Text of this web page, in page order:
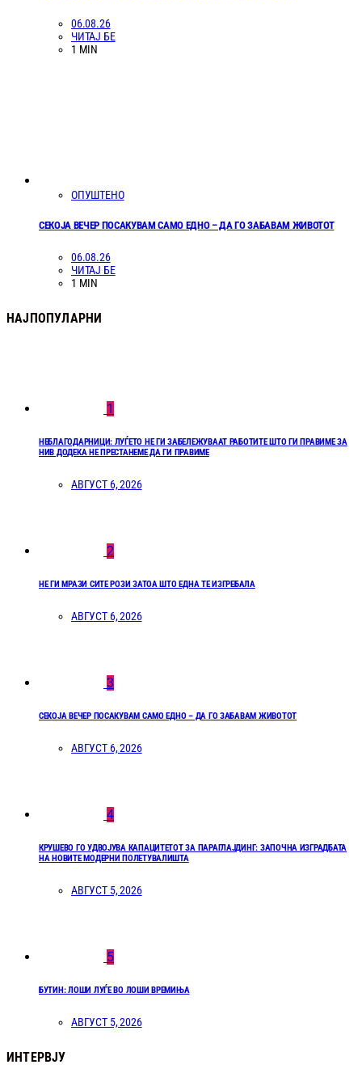
06.08.26
ЧИТАЈ БЕ
1 MIN
ОПУШТЕНО
СЕКОЈА ВЕЧЕР ПОСАКУВАМ САМО ЕДНО – ДА ГО ЗАБАВАМ ЖИВОТОТ
06.08.26
ЧИТАЈ БЕ
1 MIN
НАЈПОПУЛАРНИ
1
НЕБЛАГОДАРНИЦИ: ЛУЃЕТО НЕ ГИ ЗАБЕЛЕЖУВААТ РАБОТИТЕ ШТО ГИ ПРАВИМЕ ЗА
НИВ ДОДЕКА НЕ ПРЕСТАНЕМЕ ДА ГИ ПРАВИМЕ
АВГУСТ 6, 2026
2
НЕ ГИ МРАЗИ СИТЕ РОЗИ ЗАТОА ШТО ЕДНА ТЕ ИЗГРЕБАЛА
АВГУСТ 6, 2026
3
СЕКОЈА ВЕЧЕР ПОСАКУВАМ САМО ЕДНО – ДА ГО ЗАБАВАМ ЖИВОТОТ
АВГУСТ 6, 2026
4
КРУШЕВО ГО УДВОЈУВА КАПАЦИТЕТОТ ЗА ПАРАГЛАЈДИНГ: ЗАПОЧНА ИЗГРАДБАТА
НА НОВИТЕ МОДЕРНИ ПОЛЕТУВАЛИШТА
АВГУСТ 5, 2026
5
БУТИН: ЛОШИ ЛУЃЕ ВО ЛОШИ ВРЕМИЊА
АВГУСТ 5, 2026
ИНТЕРВЈУ